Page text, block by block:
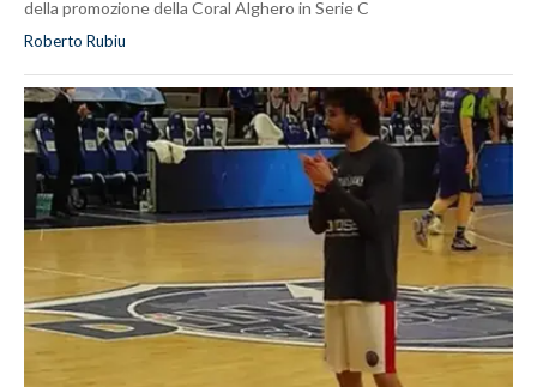
della promozione della Coral Alghero in Serie C
Roberto Rubiu